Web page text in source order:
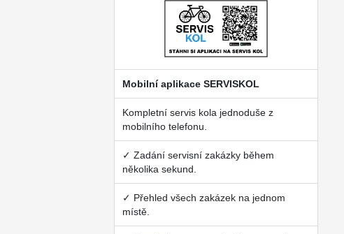
Mobilní aplikace SERVISKOL
Kompletní servis kola jednoduše z
mobilního telefonu.
✓ Zadání servisní zakázky během
několika sekund.
✓ Přehled všech zakázek na jednom
místě.